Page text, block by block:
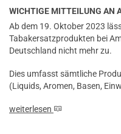
WICHTIGE MITTEILUNG AN
Ab dem 19. Oktober 2023
Tabakersatzprodukten bei
Deutschland nicht mehr zu.
Dies umfasst sämtliche
(Liquids, Aromen, Basen,
weiterlesen